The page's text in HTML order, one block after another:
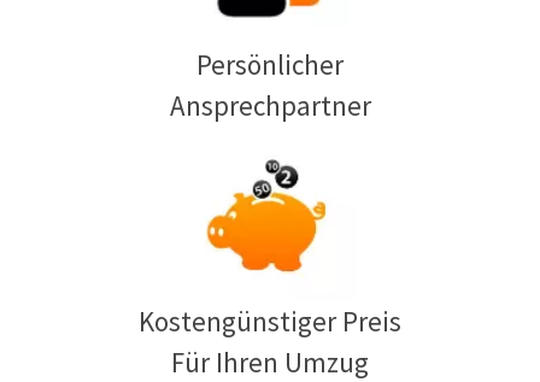
Persönlicher
Ansprechpartner
Kostengünstiger Preis
Für Ihren Umzug